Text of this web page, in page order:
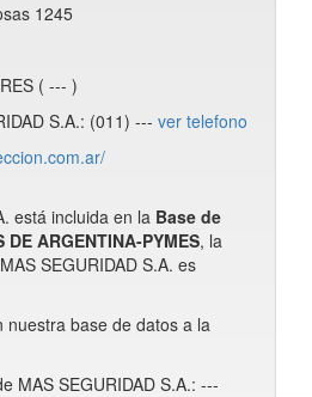
1245
( --- )
S.A.: (011) --- ver telefono
está incluida en la Base de
ARGENTINA-PYMES, la
SEGURIDAD S.A. es
nuestra base de datos a la
MAS SEGURIDAD S.A.: ---